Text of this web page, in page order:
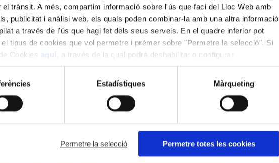
trànsit. A més, compartim informació sobre l'ús que faci del Lloc Web amb
publicitat i anàlisi web, els quals poden combinar-la amb una altra informació
a través de l'ús que hagi fet dels seus serveis. En el quadre inferior pot
tipus de cookies que vol permetre i prémer sobre "Permetre la selecció". Si
Cookies aquí
, a través de la qual podrà deshabilitar o configurar
Estadístiques Màrqueting
Permetre la selecció Permetre totes les cookies